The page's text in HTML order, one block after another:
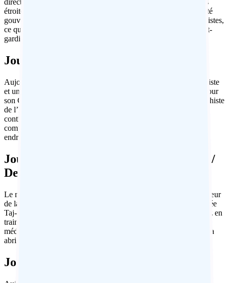
directement avec les grandes mosquées frénétiques et les ruelles
étroites animées de la vieille ville. Au fil des siècles, Bhopal a été
gouvernée par une succession de femmes musulmanes progressistes,
ce qui a fait de la ville l’une des plus modernes et des plus avant-
gardistes du pays.
Jour 9 : Bhopal – visite de Sanchi
Aujourd’hui, visite de Sanchi – un important sanctuaire bouddhiste
et un centre principal de la religion du pays. Sanchi est connu pour
son Grand Stupa qui est sans doute la plus belle structure bouddhiste
de l’Inde et l’un des plus anciens monuments religieux du sous-
continent. Le Grand Stupa est au centre d’un impressionnant
complexe de temples, sanctuaires et monastères et constitue un
endroit fascinant à explorer. Dans l’après-midi, retour à Bhopal.
Jour 10 : De Bhopal à Jhansi – en train /
De Jhansi à Orchha (15 km)
Le matin, visite de Bhopal dans et autour de la place Imam, le cœur
de la royauté de Bhopal. Les points forts comprennent la mosquée
Taj-ul-Masjid, Moti Masjid et Shaukat Mahal. Plus tard, voyagez en
train jusqu’à Jhansi, puis par la route jusqu’à Orchha. Ville
médiévale abandonnée mais aujourd’hui village endormi, Orchha
abrite de nombreux palais, temples et chhatris en ruines.
Jour 11 : Orchha